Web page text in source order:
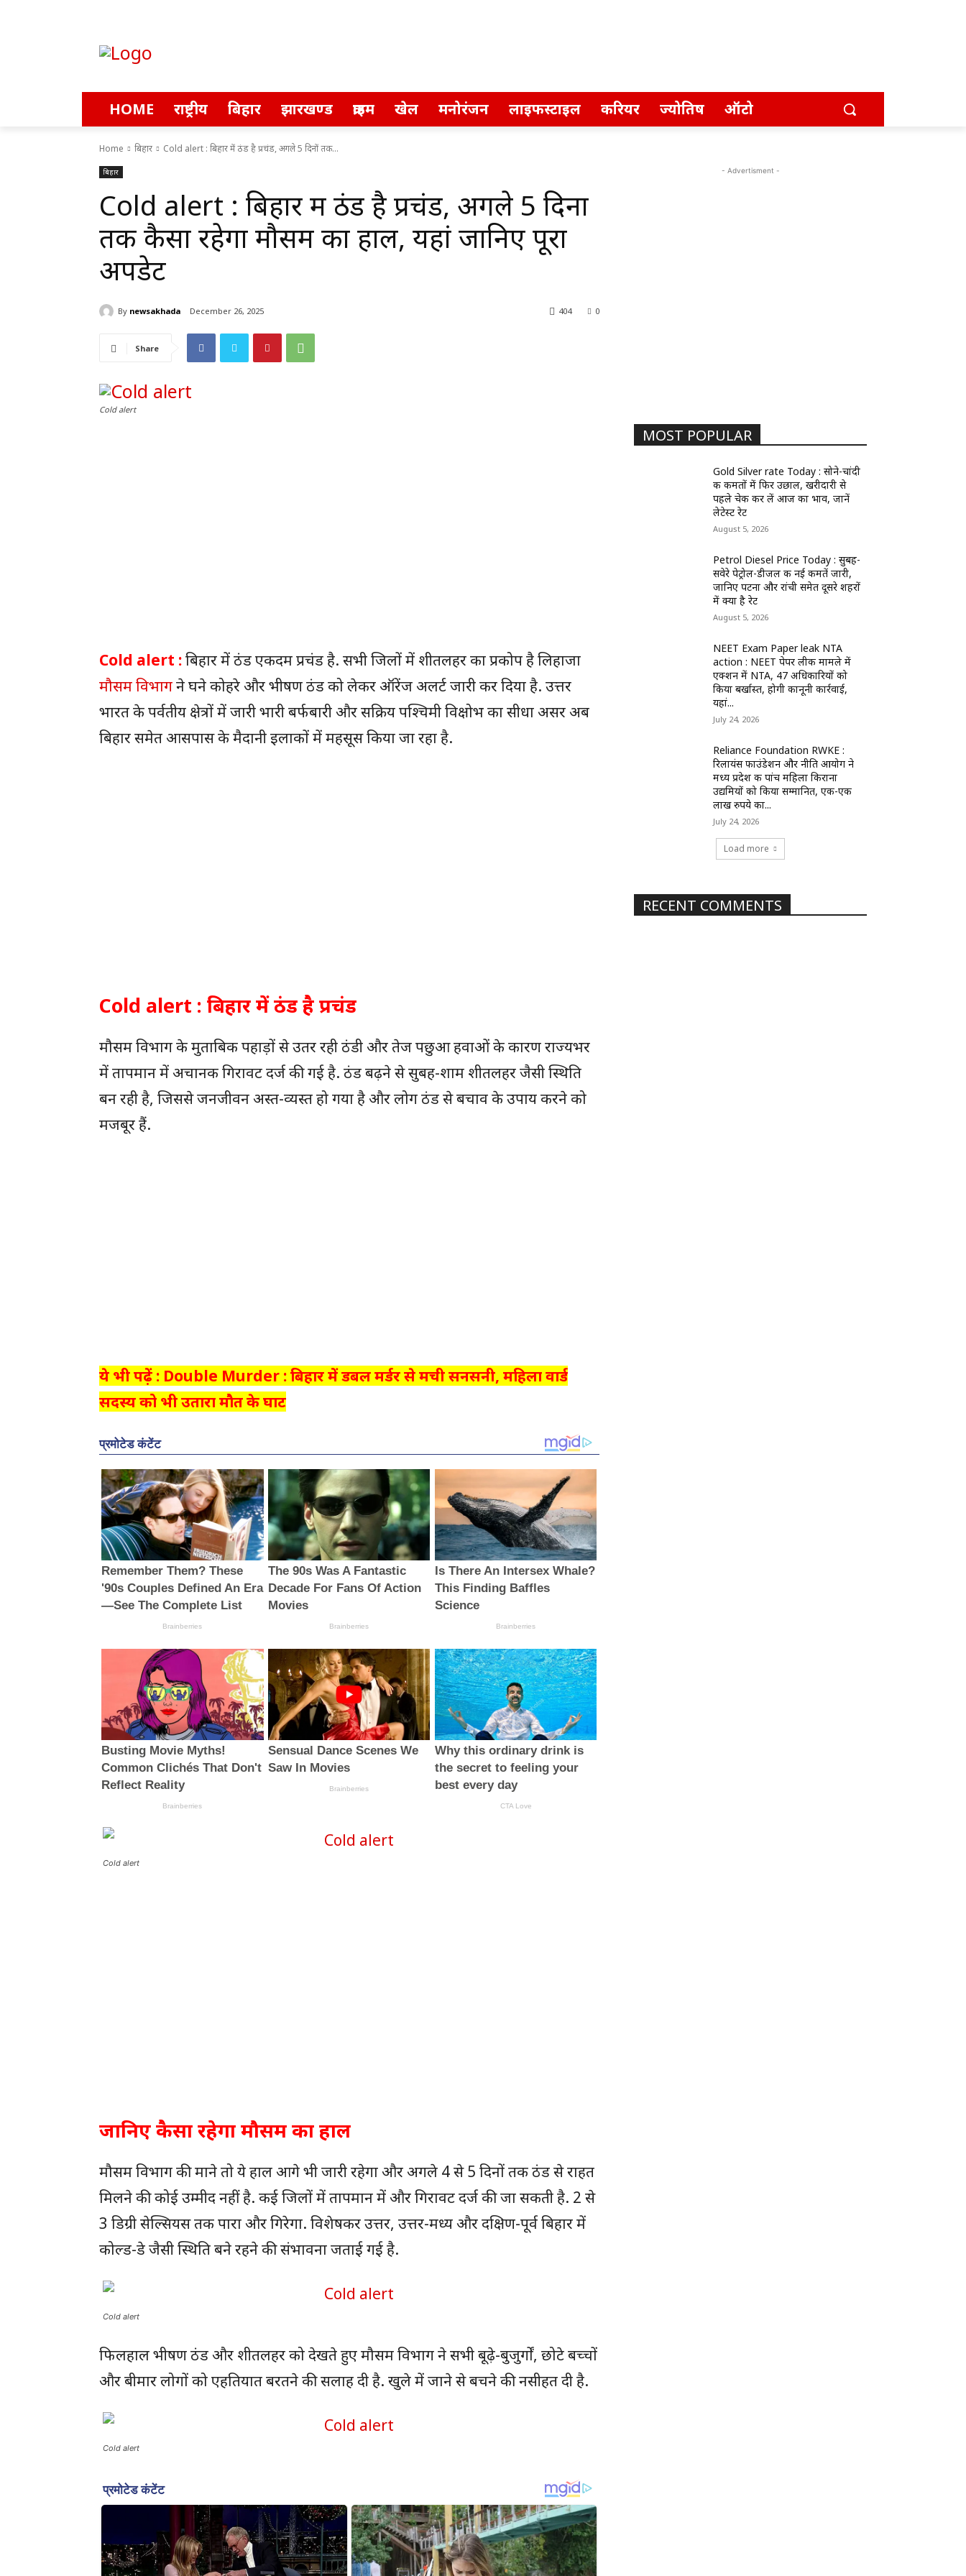
HOME राष्ट्रीय बिहार झारखण्ड क्राइम खेल मनोरंजन लाइफस्टाइल करियर ज्योतिष ऑटो
Home बिहार Cold alert : बिहार में ठंड है प्रचंड, अगले 5 दिनों तक...
बिहार
Cold alert : बिहार में ठंड है प्रचंड, अगले 5 दिनों
तक कैसा रहेगा मौसम का हाल, यहां जानिए पूरा
अपडेट
By newsakhada December 26, 2025 0
404
Share
Cold alert
Cold alert :बिहार में ठंड एकदम प्रचंड है. सभी जिलों में शीतलहर का प्रकोप है लिहाजा
मौसम विभागने घने कोहरे और भीषण ठंड को लेकर ऑरेंज अलर्ट जारी कर दिया है. उत्तर
भारत के पर्वतीय क्षेत्रों में जारी भारी बर्फबारी और सक्रिय पश्चिमी विक्षोभ का सीधा असर अब
बिहार समेत आसपास के मैदानी इलाकों में महसूस किया जा रहा है.
Cold alert : बिहार में ठंड है प्रचंड
मौसम विभाग के मुताबिक पहाड़ों से उतर रही ठंडी और तेज पछुआ हवाओं के कारण राज्यभर
में तापमान में अचानक गिरावट दर्ज की गई है. ठंड बढ़ने से सुबह-शाम शीतलहर जैसी स्थिति
बन रही है, जिससे जनजीवन अस्त-व्यस्त हो गया है और लोग ठंड से बचाव के उपाय करने को
मजबूर हैं.
ये भी पढ़ें : Double Murder : बिहार में डबल मर्डर से मची सनसनी, महिला वार्ड
सदस्य को भी उतारा मौत के घाट
Cold alert
जानिए कैसा रहेगा मौसम का हाल
मौसम विभाग की माने तो ये हाल आगे भी जारी रहेगा और अगले 4 से 5 दिनों तक ठंड से राहत
मिलने की कोई उम्मीद नहीं है. कई जिलों में तापमान में और गिरावट दर्ज की जा सकती है. 2 से
3 डिग्री सेल्सियस तक पारा और गिरेगा. विशेषकर उत्तर, उत्तर-मध्य और दक्षिण-पूर्व बिहार में
कोल्ड-डे जैसी स्थिति बने रहने की संभावना जताई गई है.
Cold alert
फिलहाल भीषण ठंड और शीतलहर को देखते हुए मौसम विभाग ने सभी बूढ़े-बुजुर्गों, छोटे बच्चों
और बीमार लोगों को एहतियात बरतने की सलाह दी है. खुले में जाने से बचने की नसीहत दी है.
Cold alert
- Advertisment -
MOST POPULAR
Gold Silver rate Today : सोने-चांदी
की कीमतों में फिर उछाल, खरीदारी से
पहले चेक कर लें आज का भाव, जानें
लेटेस्ट रेट
August 5, 2026
Petrol Diesel Price Today : सुबह-
सवेरे पेट्रोल-डीजल की नई कीमतें जारी,
जानिए पटना और रांची समेत दूसरे शहरों
में क्या है रेट
August 5, 2026
NEET Exam Paper leak NTA
action : NEET पेपर लीक मामले में
एक्शन में NTA, 47 अधिकारियों को
किया बर्खास्त, होगी कानूनी कार्रवाई,
यहां...
July 24, 2026
Reliance Foundation RWKE :
रिलायंस फाउंडेशन और नीति आयोग ने
मध्य प्रदेश की पांच महिला किराना
उद्यमियों को किया सम्मानित, एक-एक
लाख रुपये का...
July 24, 2026
Load more
RECENT COMMENTS